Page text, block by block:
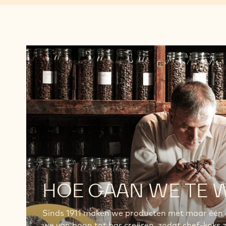
HOE GAAN WE TE
Sinds 1911 maken we producten met maar één
Ons
vakmanschap
Ons
vakmanschap